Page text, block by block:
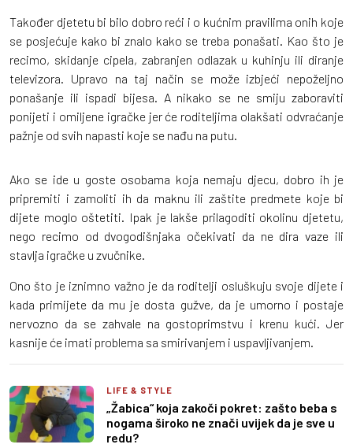
Također djetetu bi bilo dobro reći i o kućnim pravilima onih koje
se posjećuje kako bi znalo kako se treba ponašati. Kao što je
recimo, skidanje cipela, zabranjen odlazak u kuhinju ili diranje
televizora. Upravo na taj način se može izbjeći nepoželjno
ponašanje ili ispadi bijesa. A nikako se ne smiju zaboraviti
ponijeti i omiljene igračke jer će roditeljima olakšati odvraćanje
pažnje od svih napasti koje se nađu na putu.
Ako se ide u goste osobama koja nemaju djecu, dobro ih je
pripremiti i zamoliti ih da maknu ili zaštite predmete koje bi
dijete moglo oštetiti. Ipak je lakše prilagoditi okolinu djetetu,
nego recimo od dvogodišnjaka očekivati da ne dira vaze ili
stavlja igračke u zvučnike.
Ono što je iznimno važno je da roditelji osluškuju svoje dijete i
kada primijete da mu je dosta gužve, da je umorno i postaje
nervozno da se zahvale na gostoprimstvu i krenu kući. Jer
kasnije će imati problema sa smirivanjem i uspavljivanjem.
LIFE & STYLE
„Žabica“ koja zakoči pokret: zašto beba s
nogama široko ne znači uvijek da je sve u
redu?